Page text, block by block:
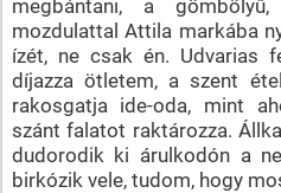
megbántani, a
mozdulattal Attila markába
ízét, ne csak én. Udvarias
díjazza ötletem, a szent
rakosgatja ide-oda, mint
szánt falatot raktározza.
dudorodik ki árulkodón a
birkózik vele, tudom, hogy